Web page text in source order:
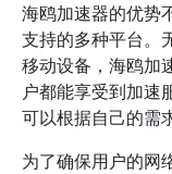
海鸥加速器的优势
支持的多种平台。
移动设备，海鸥加
户都能享受到加速
可以根据自己的需
为了确保用户的网